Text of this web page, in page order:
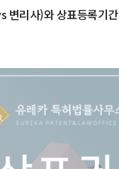
변리사)와 상표등록기간